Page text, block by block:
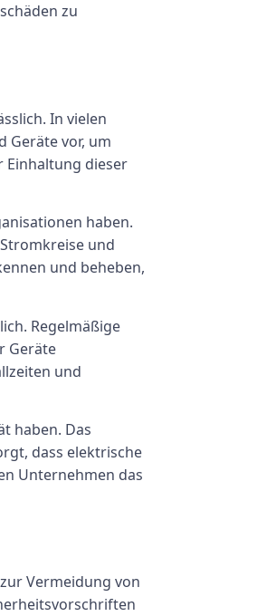
zu
In vielen
Geräte vor, um
Einhaltung dieser
haben.
und
und beheben,
Regelmäßige
Geräte
und
haben. Das
dass elektrische
Unternehmen das
Vermeidung von